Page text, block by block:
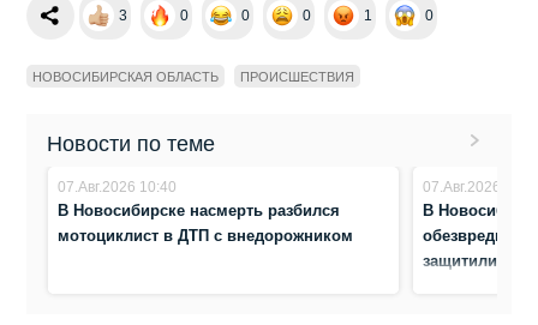
3 0 0 0 1 0
НОВОСИБИРСКАЯ ОБЛАСТЬ ПРОИСШЕСТВИЯ
Новости по теме
07.Авг.2026 10:40
В Новосибирске насмерть разбился
мотоциклист в ДТП с внедорожником
07.Авг.2026
В
обезвредили
защитили